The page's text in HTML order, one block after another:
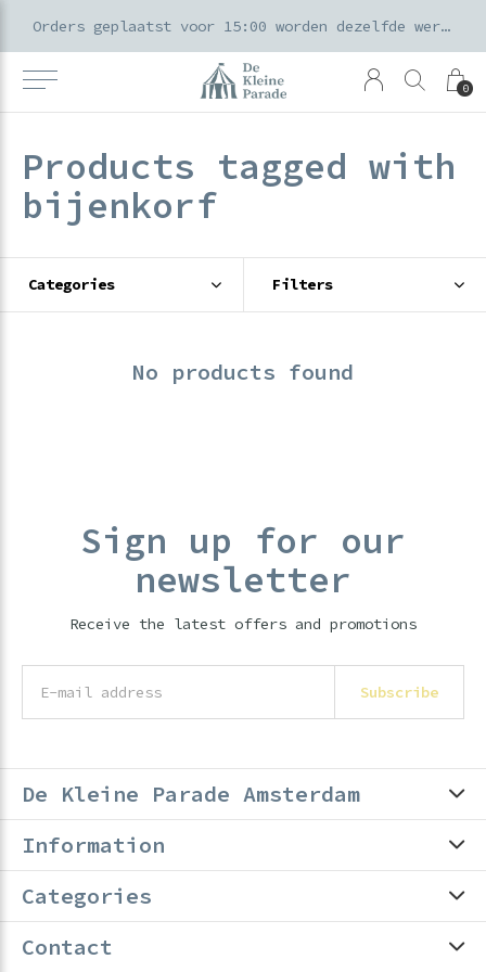
0
Orders geplaatst voor 15:00 worden dezelfde werkdag verzonden
Products tagged with
bijenkorf
Categories Filters
No products found
Sign up for our
newsletter
Receive the latest offers and promotions
Subscribe
De Kleine Parade Amsterdam
Information
Categories
Contact